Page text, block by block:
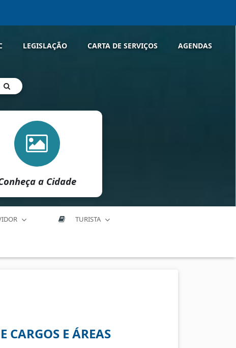
LEGISLAÇÃO CARTA DE SERVIÇOS AGENDAS
a Cidade
TURISTA
E ÁREAS